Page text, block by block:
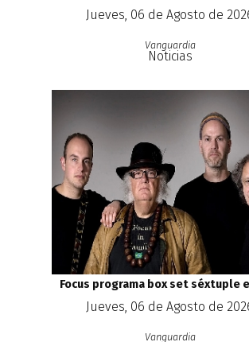
Jueves, 06 de Agosto de
Vanguardia
Noticias
Focus programa box set séxtuple
Jueves, 06 de Agosto de
Vanguardia